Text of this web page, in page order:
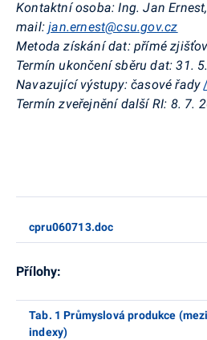
Kontaktní osoba: Ing. Jan
mail:jan.ernest@csu.gov.cz
Metoda získání dat: přímé
Termín ukončení sběru dat: 31.
Navazující výstupy: časové řady
Termín zveřejnění další RI: 8. 7.
cpru060713.doc
Přílohy:
Tab. 1 Průmyslová produkce
indexy)